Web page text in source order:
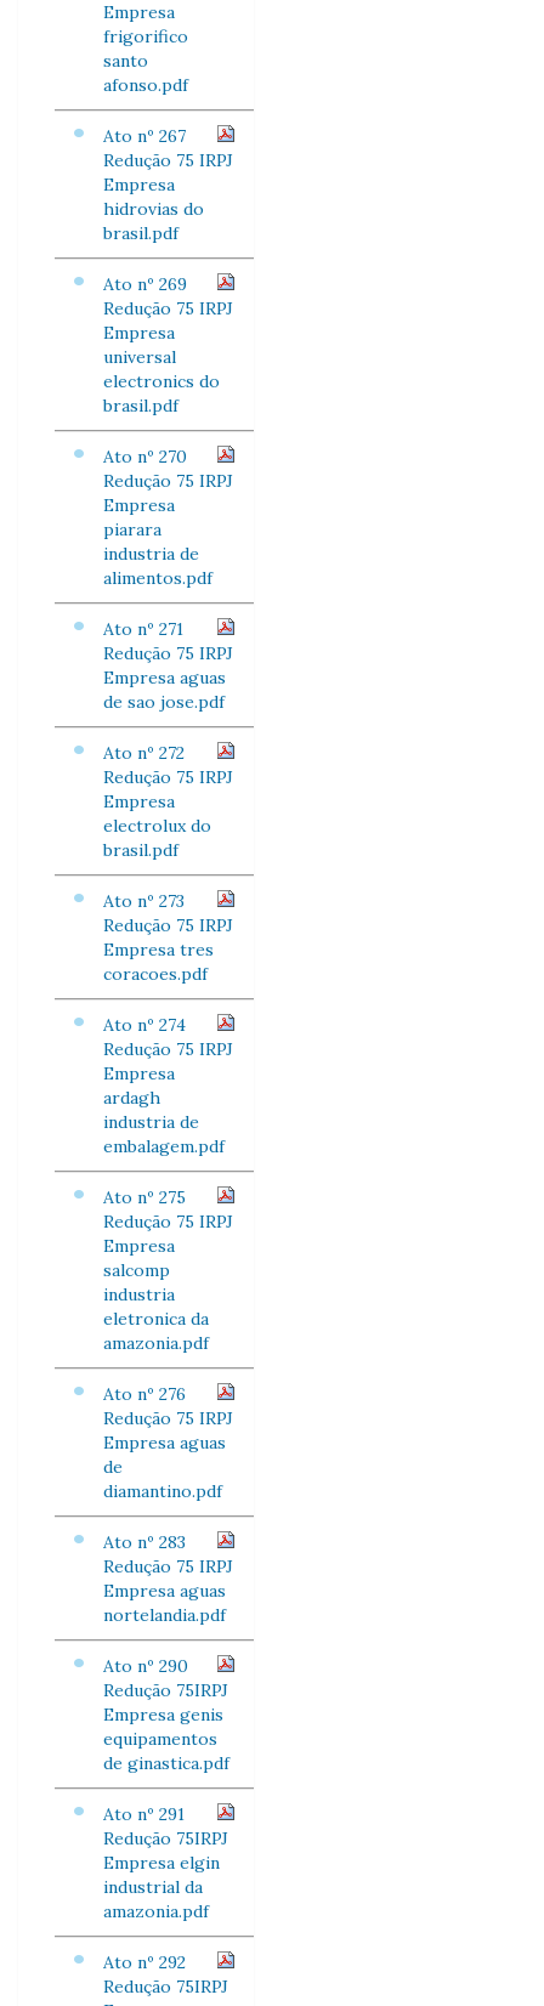
Empresa
frigorifico
santo
afonso.pdf
Ato nº 267
Redução 75 IRPJ
Empresa
hidrovias do
brasil.pdf
Ato nº 269
Redução 75 IRPJ
Empresa
universal
electronics do
brasil.pdf
Ato nº 270
Redução 75 IRPJ
Empresa
piarara
industria de
alimentos.pdf
Ato nº 271
Redução 75 IRPJ
Empresa aguas
de sao jose.pdf
Ato nº 272
Redução 75 IRPJ
Empresa
electrolux do
brasil.pdf
Ato nº 273
Redução 75 IRPJ
Empresa tres
coracoes.pdf
Ato nº 274
Redução 75 IRPJ
Empresa
ardagh
industria de
embalagem.pdf
Ato nº 275
Redução 75 IRPJ
Empresa
salcomp
industria
eletronica da
amazonia.pdf
Ato nº 276
Redução 75 IRPJ
Empresa aguas
de
diamantino.pdf
Ato nº 283
Redução 75 IRPJ
Empresa aguas
nortelandia.pdf
Ato nº 290
Redução 75IRPJ
Empresa genis
equipamentos
de ginastica.pdf
Ato nº 291
Redução 75IRPJ
Empresa elgin
industrial da
amazonia.pdf
Ato nº 292
Redução 75IRPJ